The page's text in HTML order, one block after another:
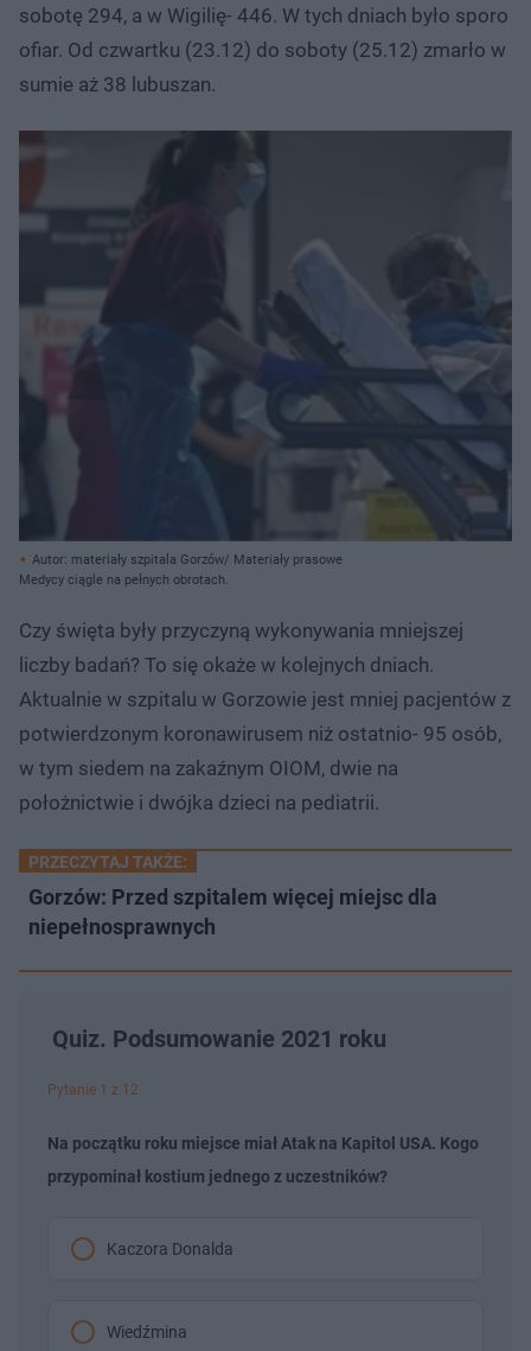
sobotę 294, a w Wigilię- 446. W tych dniach było sporo
ofiar. Od czwartku (23.12) do soboty (25.12) zmarło w
sumie aż 38 lubuszan.
Autor: materiały szpitala Gorzów/ Materiały prasowe
Medycy ciągle na pełnych obrotach.
Czy święta były przyczyną wykonywania mniejszej
liczby badań? To się okaże w kolejnych dniach.
Aktualnie w szpitalu w Gorzowie jest mniej pacjentów z
potwierdzonym koronawirusem niż ostatnio- 95 osób,
w tym siedem na zakaźnym OIOM, dwie na
położnictwie i dwójka dzieci na pediatrii.
PRZECZYTAJ TAKŻE:
Gorzów: Przed szpitalem więcej miejsc dla
niepełnosprawnych
Quiz. Podsumowanie 2021 roku
Pytanie 1 z 12
Na początku roku miejsce miał Atak na Kapitol USA. Kogo
przypominał kostium jednego z uczestników?
Kaczora Donalda
Wiedźmina